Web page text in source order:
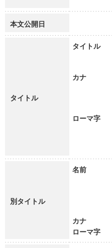
本文公開日
タイトル
タイトル
カナ
ローマ字
別タイトル
名前
カナ
ローマ字